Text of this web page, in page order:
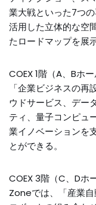
業大戦といった7つ
活用した立体的な空
たロードマップを展
COEX 1階（A、Bホ
「企業ビジネスの
ウドサービス、デー
ティ、量子コンピュ
業イノベーションを
とができる。
COEX 3階（C、D
Zoneでは、「産業